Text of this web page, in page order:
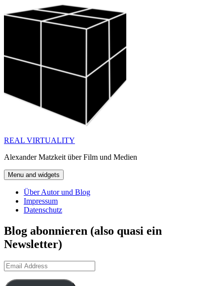
to
REAL VIRTUALITY
Alexander Matzkeit über Film und Medien
Menu and widgets
Über Autor und Blog
Impressum
Datenschutz
Blog abonnieren (also quasi ein
Newsletter)
Email
Address